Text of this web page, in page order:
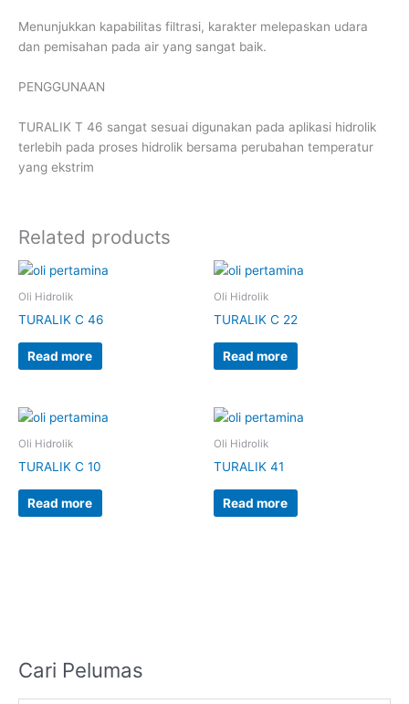
Menunjukkan kapabilitas filtrasi, karakter melepaskan udara
dan pemisahan pada air yang sangat baik.
PENGGUNAAN
TURALIK T 46 sangat sesuai digunakan pada aplikasi hidrolik
terlebih pada proses hidrolik bersama perubahan temperatur
yang ekstrim
Related products
Oli Hidrolik
TURALIK C 46
Read more
Oli Hidrolik
TURALIK C 22
Read more
Oli Hidrolik
TURALIK C 10
Read more
Oli Hidrolik
TURALIK 41
Read more
Cari Pelumas